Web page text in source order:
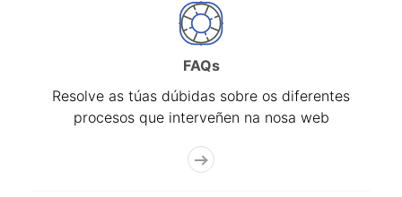
FAQs
Resolve as túas dúbidas sobre os diferentes
procesos que interveñen na nosa web